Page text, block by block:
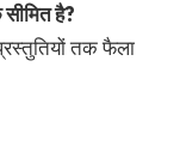
है?
तक फैला